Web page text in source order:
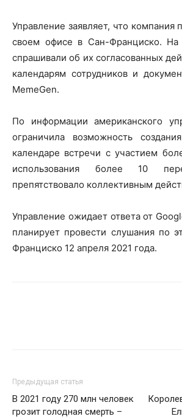
Управление заявляет, что компания
своем офисе в Сан-Франциско. На
спрашивали об их согласованных
календарям сотрудников и
MemeGen.
По информации американского
ограничила возможность
календаре встречи с участием
использования более 10
препятствовало коллективным
Управление ожидает ответа от
планирует провести слушания по
Франциско 12 апреля 2021 года.
Предыдущая статья
В 2021 году 270 млн человек
грозит голодная смерть –